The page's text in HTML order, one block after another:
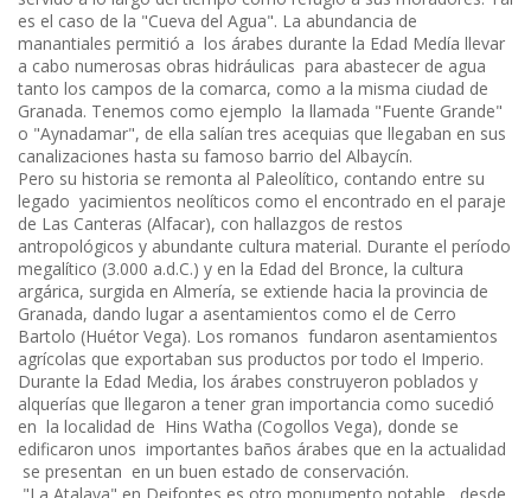
es el caso de la "Cueva del Agua". La abundancia de
manantiales permitió a los árabes durante la Edad Medía llevar
a cabo numerosas obras hidráulicas para abastecer de agua
tanto los campos de la comarca, como a la misma ciudad de
Granada. Tenemos como ejemplo la llamada "Fuente Grande"
o "Aynadamar", de ella salían tres acequias que llegaban en sus
canalizaciones hasta su famoso barrio del Albaycín.
Pero su historia se remonta al Paleolítico, contando entre su
legado yacimientos neolíticos como el encontrado en el paraje
de Las Canteras (Alfacar), con hallazgos de restos
antropológicos y abundante cultura material. Durante el período
megalítico (3.000 a.d.C.) y en la Edad del Bronce, la cultura
argárica, surgida en Almería, se extiende hacia la provincia de
Granada, dando lugar a asentamientos como el de Cerro
Bartolo (Huétor Vega). Los romanos fundaron asentamientos
agrícolas que exportaban sus productos por todo el Imperio.
Durante la Edad Media, los árabes construyeron poblados y
alquerías que llegaron a tener gran importancia como sucedió
en la localidad de Hins Watha (Cogollos Vega), donde se
edificaron unos importantes baños árabes que en la actualidad
se presentan en un buen estado de conservación.